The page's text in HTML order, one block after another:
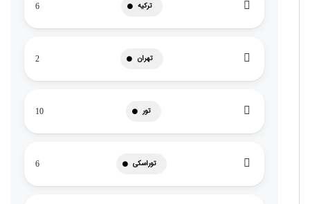
ترکیه 6
تهران 2
تور 10
توراسکی 6